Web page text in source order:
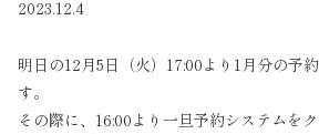
2023.12.4
明日の12月5日（火）17:00より1月分の予
す。
その際に、16:00より一旦予約システムを